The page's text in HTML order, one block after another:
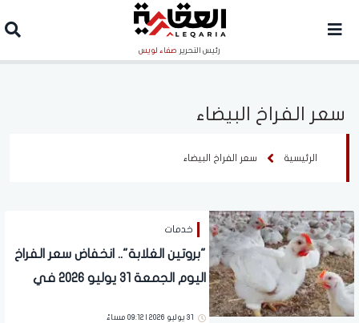
رئيس التحرير صفاء لويس
سعر الفراخ البيضاء
الرئيسية سعر الفراخ البيضاء
خدمات
"بروتين الغلابة".. انخفاض سعر الفراخ
اليوم الجمعة 31 يوليو 2026 في
31 يوليو 2026 | 09:12 مساءً